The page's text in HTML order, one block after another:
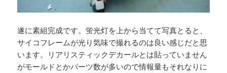
遂に素組完成です。蛍光灯を上から当てて写真とると、
サイコフレームが光り気味で撮れるのは良い感じだと思
います。リアリスティックデカールとは貼っていません
がモールドとかパーツ数が多いので情報量もそれなりに